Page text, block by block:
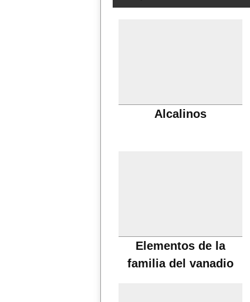
Alcalinos
Elementos de la
familia del vanadio